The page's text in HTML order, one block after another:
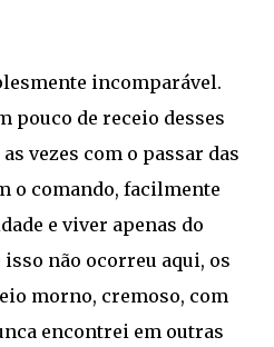
incomparável.
pouco de receio desses
vezes com o passar das
o comando, facilmente
e viver apenas do
não ocorreu aqui, os
morno, cremoso, com
encontrei em outras